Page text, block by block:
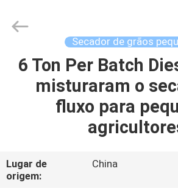
CASA
PRODUTOS
NÓS
TECHNOLOGY
Reserved.
Secador de grãos
6 Ton Per Batch
misturaram o
fluxo para
Lugar de
origem:
China